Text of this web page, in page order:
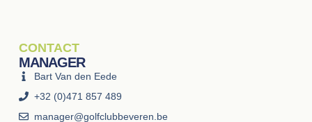
CONTACT
MANAGER
Bart Van den Eede
+32 (0)471 857 489
manager@golfclubbeveren.be